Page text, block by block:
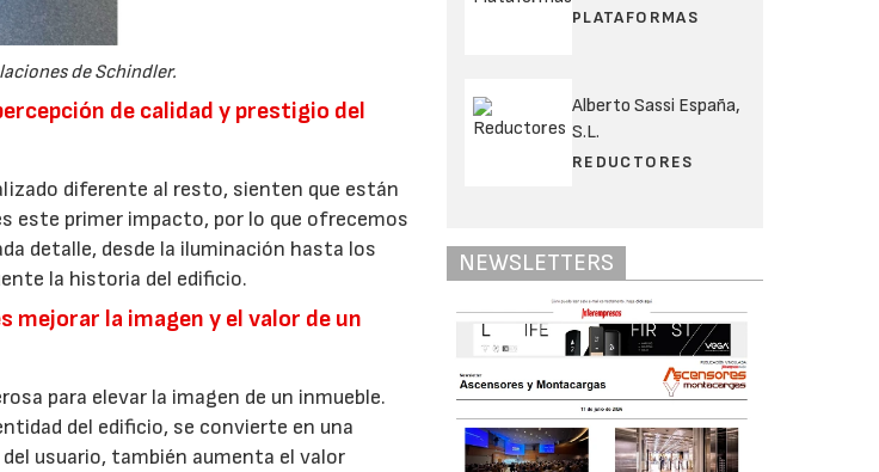
de Schindler.
de calidad y prestigio del
diferente al resto, sienten que están
este primer impacto, por lo que ofrecemos
detalle, desde la iluminación hasta los
la historia del edificio.
mejorar la imagen y el valor de un
para elevar la imagen de un inmueble.
del edificio, se convierte en una
usuario, también aumenta el valor
PLATAFORMAS
Alberto Sassi España,
S.L.
REDUCTORES
NEWSLETTERS